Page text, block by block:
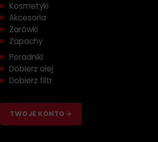
Kosmetyki
Akcesoria
Żarówki
Zapachy
Poradniki
Dobierz olej
Dobierz filtr
TWOJE KONTO